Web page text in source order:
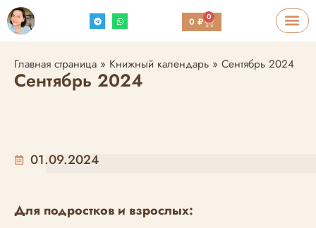
0₽ 0
Главная страница » Книжный календарь » Сентябрь 2024
Сентябрь 2024
01.09.2024
Для подростков и взрослых: